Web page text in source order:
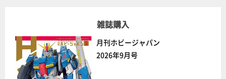
雑誌購入
月刊ホビージャパン
2026年9月号